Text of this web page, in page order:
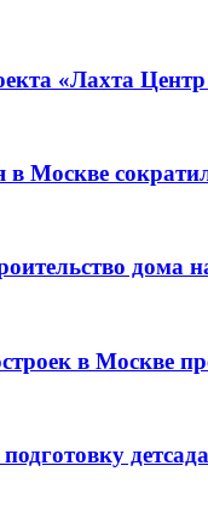
«Лахта
Москве
дома
в Москве